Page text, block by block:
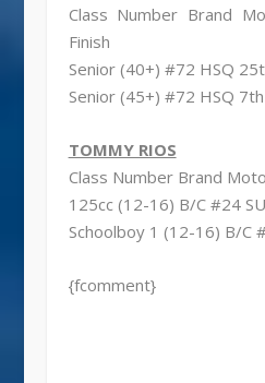
Class Number Brand
Finish
Senior (40+) #72 HSQ
Senior (45+) #72 HSQ 7th
TOMMY RIOS
Class Number Brand
125cc (12-16) B/C #24
Schoolboy 1 (12-16) B/C
{fcomment}